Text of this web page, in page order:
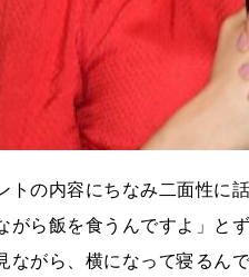
トの内容にちなみ二面性に
がら飯を食うんですよ」と
ながら、横になって寝るん